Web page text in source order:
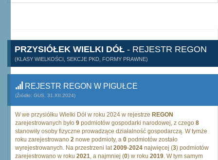
PRZYSIÓŁEK WIELKI DÓŁ - REJESTR REGON
(KLASY WIELKOŚCI, SEKCJE PKD, FORMY PRAWNE)
REJESTR REGON W PIGUŁCE
(Źródło: GUS, 31.XII.2024)
W we przysiółku Wielki Dół w roku 2024 w rejestrze REGON
zarejestrowanych było 9 podmiotów gospodarki narodowej, z czego 8
stanowiły osoby fizyczne prowadzące działalność gospodarczą. W tymże
roku zarejestrowano 2 nowe podmioty, a 0 podmiotów zostało
wyrejestrowanych. Na przestrzeni lat2009-2024 najwięcej (3) podmiotów
zarejestrowano w roku 2021, a najmniej (0) w roku 2019. W tym samym